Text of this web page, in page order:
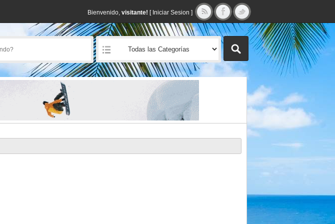
Bienvenido, visitante! [ Iniciar Sesion ]